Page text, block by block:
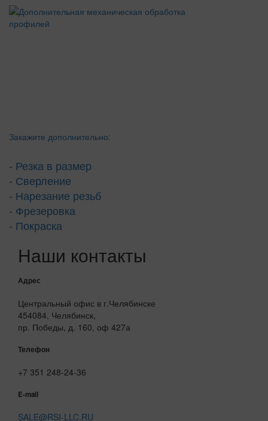
Закажите дополнительно:
- Резка в размер
- Сверление
- Нарезание резьб
- Фрезеровка
- Покраска
Наши контакты
Адрес
Центральный офис в г.Челябинске
454084, Челябинск,
пр. Победы, д. 160, оф 427а
Телефон
+7 351 248-24-36
E-mail
SALE@RSI-LLC.RU